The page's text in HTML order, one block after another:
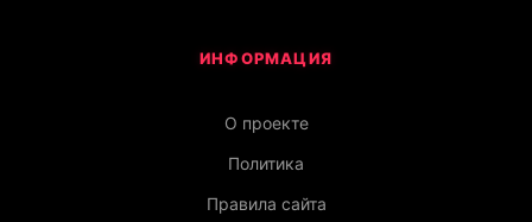
ИНФОРМАЦИЯ
О проекте
Политика
Правила сайта